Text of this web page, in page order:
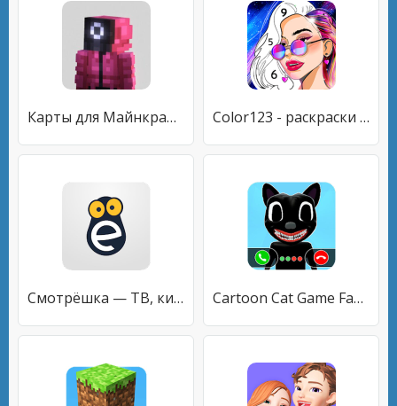
Карты для Майнкрафт ПЕ. Сборник от MCPELab Color123 - раскраски по номерам, рисовать игры
Смотрёшка — ТВ, кино и сериалы Cartoon Cat Game Fake Call & Video